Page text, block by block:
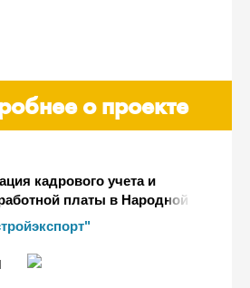
о проекте
кадрового учета и
платы в Народной
Бангладеш для
дивизиона ГК
"Атомстройэкспорт"